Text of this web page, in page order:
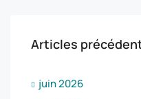
Articles
juin 2026